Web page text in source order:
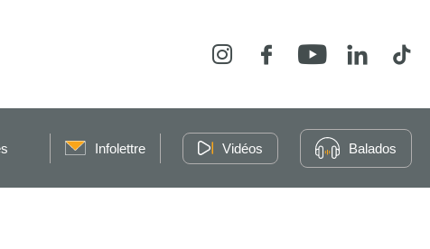
InstagramFacebookYouTubeLinkedIn
Infolettre Vidéos Balados